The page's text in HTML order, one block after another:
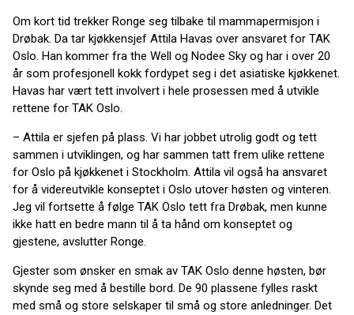
Om kort tid trekker Ronge seg tilbake til mammapermisjon i
Drøbak. Da tar kjøkkensjef Attila Havas over ansvaret for TAK
Oslo. Han kommer fra the Well og Nodee Sky og har i over 20
år som profesjonell kokk fordypet seg i det asiatiske kjøkkenet.
Havas har vært tett involvert i hele prosessen med å utvikle
rettene for TAK Oslo.
– Attila er sjefen på plass. Vi har jobbet utrolig godt og tett
sammen i utviklingen, og har sammen tatt frem ulike rettene
for Oslo på kjøkkenet i Stockholm. Attila vil også ha ansvaret
for å videreutvikle konseptet i Oslo utover høsten og vinteren.
Jeg vil fortsette å følge TAK Oslo tett fra Drøbak, men kunne
ikke hatt en bedre mann til å ta hånd om konseptet og
gjestene, avslutter Ronge.
Gjester som ønsker en smak av TAK Oslo denne høsten, bør
skynde seg med å bestille bord. De 90 plassene fylles raskt
med små og store selskaper til små og store anledninger. Det